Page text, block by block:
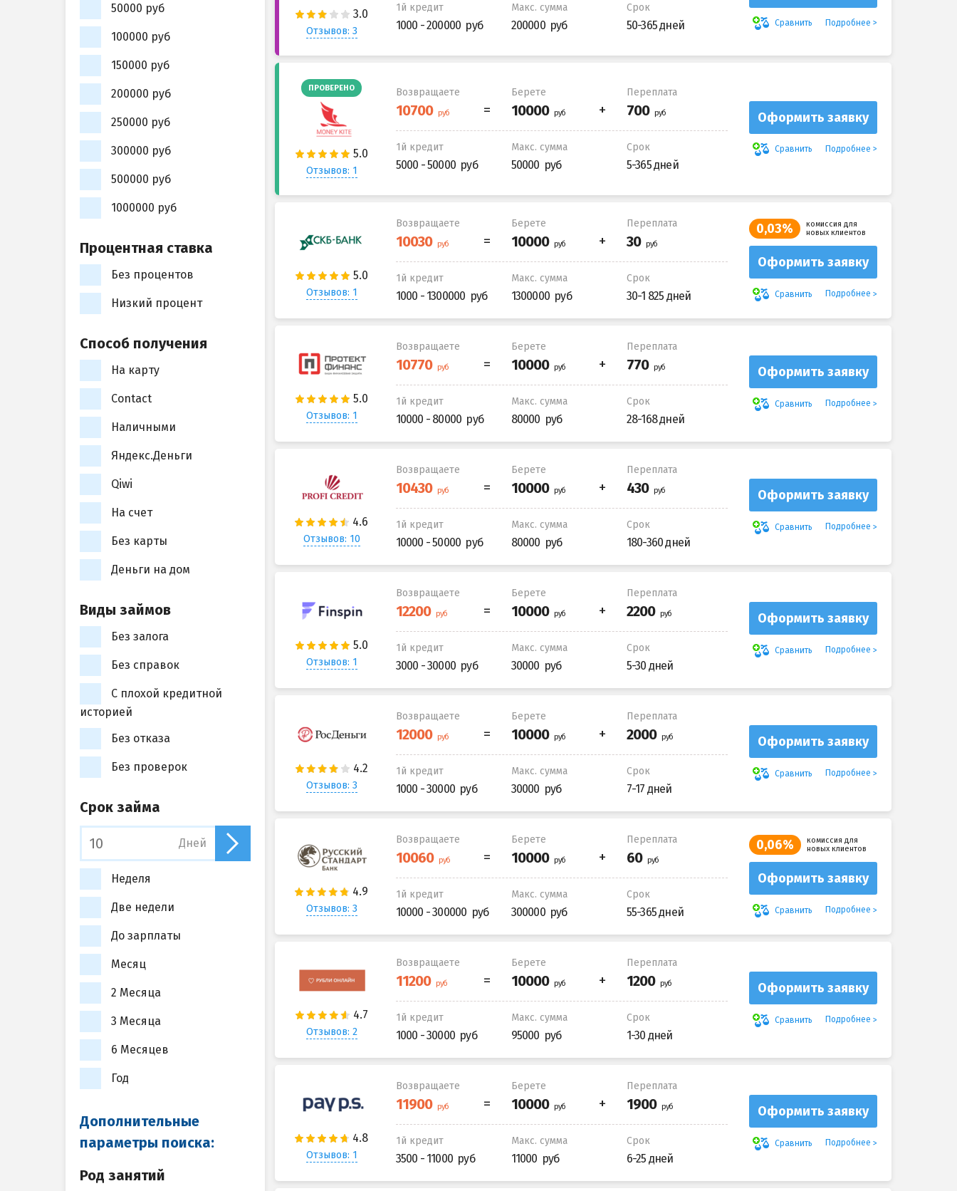
Отзывов: 3
1й кредит
1000 - 200000
Макс. сумма
200000
Срок
50-365 дней Сравнить Подробнее
ПРОВЕРЕНО
Отзывов: 1
Возвращаете Берете Переплата
1й кредит
5000 - 50000
Макс. сумма
50000
Срок
5-365 дней
Оформить заявку
Сравнить Подробнее
Отзывов: 1
Возвращаете Берете Переплата
1й кредит
1000 - 1300000
Макс. сумма
1300000
Срок
30-1 825 дней
0,03%
комиссия для
новых клиентов
Оформить заявку
Сравнить Подробнее
Отзывов: 1
Возвращаете Берете Переплата
1й кредит
10000 - 80000
Макс. сумма
80000
Срок
28-168 дней
Оформить заявку
Сравнить Подробнее
Отзывов: 10
Возвращаете Берете Переплата
1й кредит
10000 - 50000
Макс. сумма
80000
Срок
180-360 дней
Оформить заявку
Сравнить Подробнее
Отзывов: 1
Возвращаете Берете Переплата
1й кредит
3000 - 30000
Макс. сумма
30000
Срок
5-30 дней
Оформить заявку
Сравнить Подробнее
Отзывов: 3
Возвращаете Берете Переплата
1й кредит
1000 - 30000
Макс. сумма
30000
Срок
7-17 дней
Оформить заявку
Сравнить Подробнее
Отзывов: 3
Возвращаете Берете Переплата
1й кредит
10000 - 300000
Макс. сумма
300000
Срок
55-365 дней
0,06%
комиссия для
новых клиентов
Оформить заявку
Сравнить Подробнее
Отзывов: 2
Возвращаете Берете Переплата
1й кредит
1000 - 30000
Макс. сумма
95000
Срок
1-30 дней
Оформить заявку
Сравнить Подробнее
Отзывов: 1
Возвращаете Берете Переплата
1й кредит
3500 - 11000
Макс. сумма
11000
Срок
6-25 дней
Оформить заявку
Сравнить Подробнее
50000 руб
100000 руб
150000 руб
200000 руб
250000 руб
300000 руб
500000 руб
1000000 руб
Процентная ставка
Без процентов
Низкий процент
Способ получения
На карту
Contact
Наличными
Яндекс.Деньги
Qiwi
На счет
Без карты
Деньги на дом
Виды займов
Без залога
Без справок
С плохой кредитной
историей
Без отказа
Без проверок
Срок займа
Дней
Неделя
Две недели
До зарплаты
Месяц
2 Месяца
3 Месяца
6 Месяцев
Год
Дополнительные
параметры поиска:
Род занятий